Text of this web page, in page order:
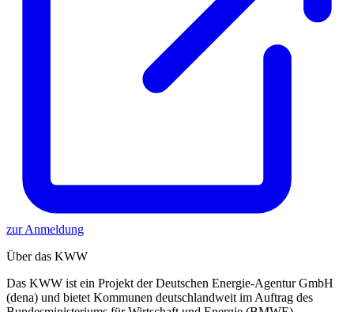
zur Anmeldung
Über das KWW
Das KWW ist ein Projekt der Deutschen Energie-Agentur GmbH
(dena) und bietet Kommunen deutschlandweit im Auftrag des